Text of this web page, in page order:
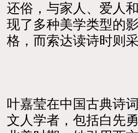
还俗，与家人、爱人
现了多种美学类型的
格，而索达读诗时则
叶嘉莹在中国古典诗
文人学者，包括白先